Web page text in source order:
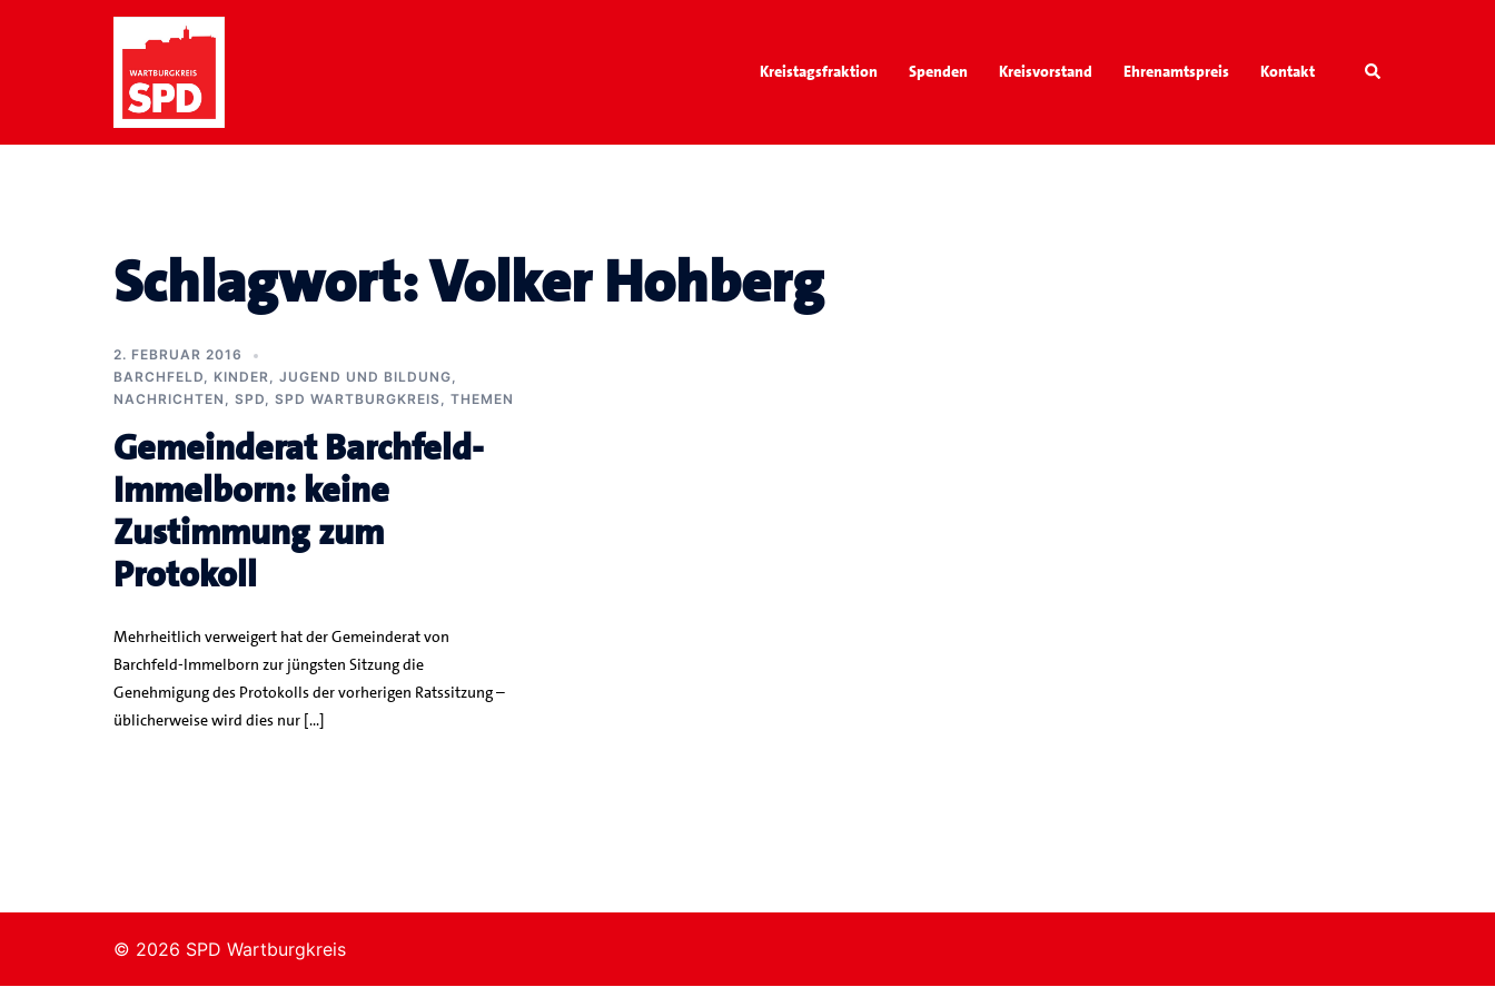
Kreistagsfraktion Spenden Kreisvorstand Ehrenamtspreis Kontakt Search
Schlagwort:Volker Hohberg
2. FEBRUAR 2016
BARCHFELD
KINDER, JUGEND UND BILDUNG
NACHRICHTEN
SPD SPD WARTBURGKREIS THEMEN
Gemeinderat Barchfeld-
Immelborn: keine
Zustimmung zum
Protokoll
Mehrheitlich verweigert hat der Gemeinderat von
Barchfeld-Immelborn zur jüngsten Sitzung die
Genehmigung des Protokolls der vorherigen Ratssitzung –
üblicherweise wird dies nur […]
© 2026 SPD Wartburgkreis